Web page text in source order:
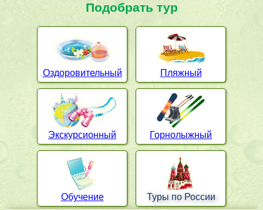
Подобрать тур
Оздоровительный Пляжный
Экскурсионный Горнолыжный
Обучение Туры по России